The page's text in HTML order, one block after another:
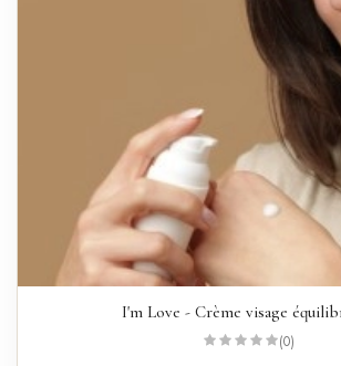
I'm Love - Crème visage
(0)